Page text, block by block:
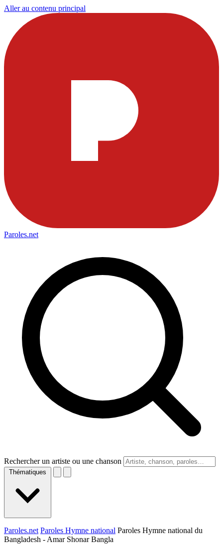
Aller au contenu principal
Paroles.net
Rechercher un artiste ou une chanson
Thématiques
Paroles.net Paroles Hymne national Paroles Hymne national du
Bangladesh - Amar Shonar Bangla